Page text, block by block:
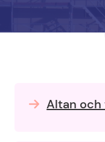
Altan